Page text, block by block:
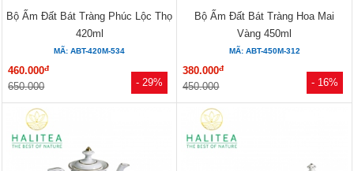
- 29%
Bộ Ấm Đất Bát Tràng Phúc Lộc Thọ
420ml
MÃ: ABT-420M-534
460.000đ
650.000 - 16%
Bộ Ấm Đất Bát Tràng Hoa Mai
Vàng 450ml
MÃ: ABT-450M-312
380.000đ
450.000